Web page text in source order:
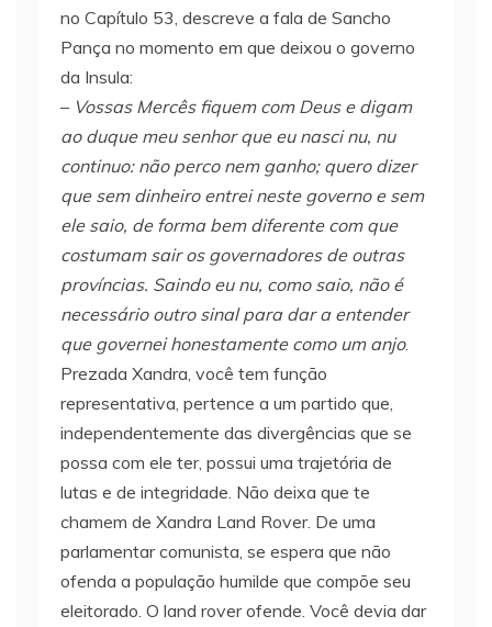
no Capítulo 53, descreve a fala de Sancho
Pança no momento em que deixou o governo
da Insula:
– Vossas Mercês fiquem com Deus e digam
ao duque meu senhor que eu nasci nu, nu
continuo: não perco nem ganho; quero dizer
que sem dinheiro entrei neste governo e sem
ele saio, de forma bem diferente com que
costumam sair os governadores de outras
províncias. Saindo eu nu, como saio, não é
necessário outro sinal para dar a entender
que governei honestamente como um anjo.
Prezada Xandra, você tem função
representativa, pertence a um partido que,
independentemente das divergências que se
possa com ele ter, possui uma trajetória de
lutas e de integridade. Não deixa que te
chamem de Xandra Land Rover. De uma
parlamentar comunista, se espera que não
ofenda a população humilde que compõe seu
eleitorado. O land rover ofende. Você devia dar